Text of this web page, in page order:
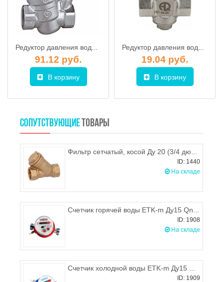
Редуктор давления воды с манометром 3/4" г/г ProFactor PFPRV254G
91.12 руб.
В корзину
Редуктор давления воды поршневой (регулятор) 1/2" г/г AQUALINK
19.04 руб.
В корзину
СОПУТСТВУЮЩИЕ ТОВАРЫ
Фильтр сетчатый, косой Ду 20 (3/4 дюйма), Цветлит
ID: 1440
На складе
Счетчик горячей воды ETK-m Ду15 Qn1.6
ID: 1908
На складе
Счетчик холодной воды ETK-m Ду15 Qn1.6
ID: 1909